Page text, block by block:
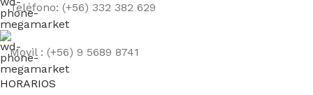
Teléfono: (+56) 332 382 629
Movil : (+56) 9 5689 8741
HORARIOS